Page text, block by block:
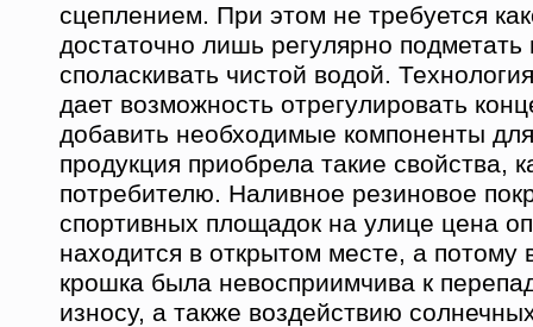
сцеплением. При этом не требуется
достаточно лишь регулярно подметать
споласкивать чистой водой.
дает возможность отрегулировать
добавить необходимые компоненты
продукция приобрела такие свойства,
потребителю. Наливное резиновое
спортивных площадок на улице цена
находится в открытом месте, а потому
крошка была невосприимчива к
износу, а также воздействию